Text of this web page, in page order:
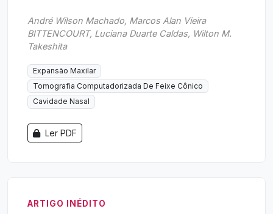
André Wilson Machado, Marcos Alan Vieira
BITTENCOURT, Luciana Duarte Caldas, Wilton M.
Takeshita
Expansão Maxilar
Tomografia Computadorizada De Feixe Cônico
Cavidade Nasal
Ler PDF
ARTIGO INÉDITO